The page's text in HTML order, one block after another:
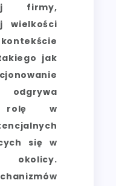
firmy,
wielkości
jak
rolę w
się w